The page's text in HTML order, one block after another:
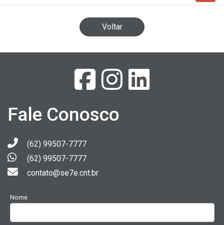
Voltar
Fale Conosco
(62) 99507-7777
(62) 99507-7777
contato@se7e.cnt.br
Nome